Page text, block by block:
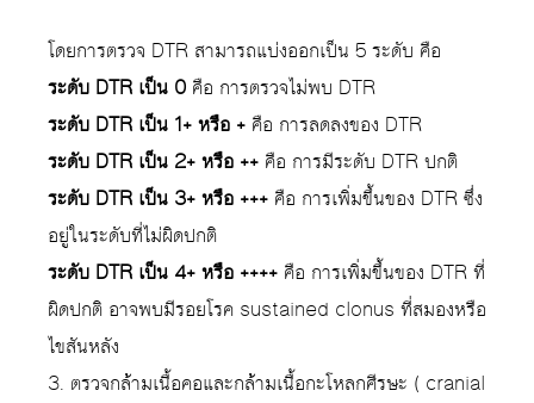
โดยการตรวจ DTR สามารถแบ่งออกเป็น 5 ระดับ คือ
ระดับ DTR เป็น 0 คือ การตรวจไม่พบ DTR
ระดับ DTR เป็น 1+ หรือ + คือ การลดลงของ DTR
ระดับ DTR เป็น 2+ หรือ ++ คือ การมีระดับ DTR ปกติ
ระดับ DTR เป็น 3+ หรือ +++ คือ การเพิ่มขึ้นของ DTR ซึ่ง
อยู่ในระดับที่ไม่ผิดปกติ
ระดับ DTR เป็น 4+ หรือ ++++ คือ การเพิ่มขึ้นของ DTR ที่
ผิดปกติ อาจพบมีรอยโรค sustained clonus ที่สมองหรือ
ไขสันหลัง
3. ตรวจกล้ามเนื้อคอและกล้ามเนื้อกะโหลกศีรษะ ( cranial